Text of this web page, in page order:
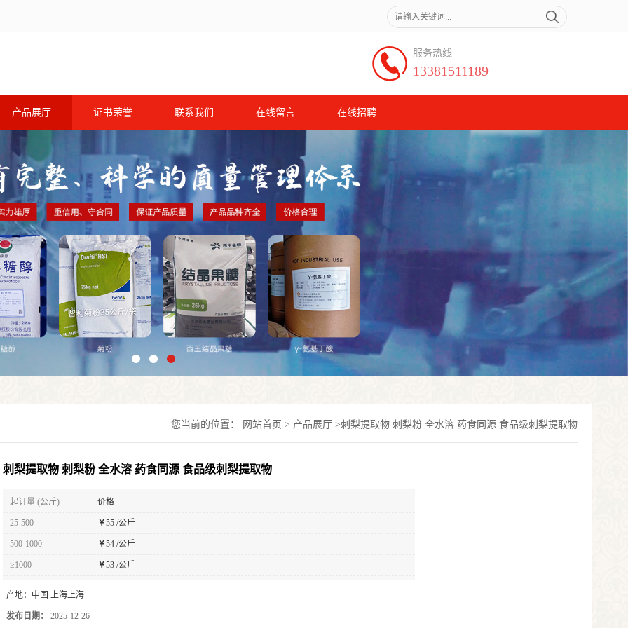
服务热线
13381511189
产品展厅 证书荣誉 联系我们 在线留言 在线招聘
您当前的位置： 网站首页 > 产品展厅 >刺梨提取物 刺梨粉 全水溶 药食同源 食品级刺梨提取物
刺梨提取物 刺梨粉 全水溶 药食同源 食品级刺梨提取物
起订量 (公斤) 价格
25-500 ￥55 /公斤
500-1000 ￥54 /公斤
≥1000 ￥53 /公斤
产地： 中国 上海上海
发布日期： 2025-12-26